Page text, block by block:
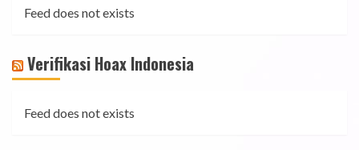
Feed does not exists
Verifikasi Hoax Indonesia
Feed does not exists